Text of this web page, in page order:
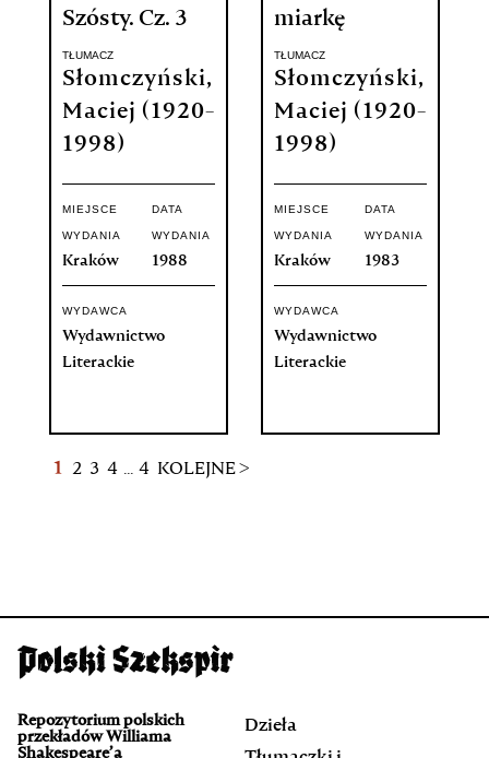
Szósty. Cz. 3
TŁUMACZ
Słomczyński,
Maciej (1920-
1998)
MIEJSCE
WYDANIA
Kraków
DATA
WYDANIA
1988
WYDAWCA
Wydawnictwo
Literackie
miarkę
TŁUMACZ
Słomczyński,
Maciej (1920-
1998)
MIEJSCE
WYDANIA
Kraków
DATA
WYDANIA
1983
WYDAWCA
Wydawnictwo
Literackie
1 2 3 4 ... 4 KOLEJNE >
Repozytorium polskich
przekładów Williama
Shakespeare’a
Dzieła